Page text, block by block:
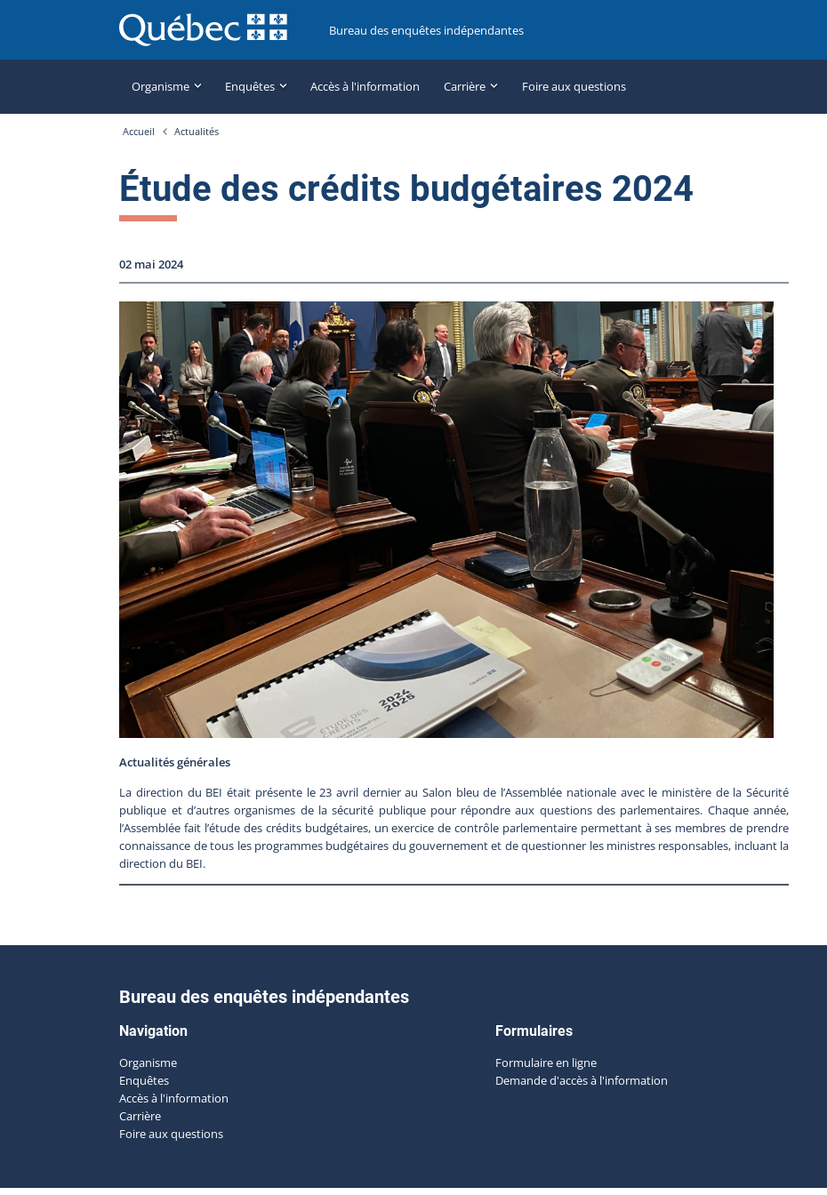
Bureau des enquêtes indépendantes
Organisme Enquêtes Accès à l'information Carrière Foire aux questions
Accueil Actualités
Étude des crédits budgétaires 2024
02 mai 2024
Actualités générales
La direction du BEI était présente le 23 avril dernier au Salon bleu de l’Assemblée nationale avec le ministère de la Sécurité
publique et d’autres organismes de la sécurité publique pour répondre aux questions des parlementaires. Chaque année,
l’Assemblée fait l’étude des crédits budgétaires, un exercice de contrôle parlementaire permettant à ses membres de prendre
connaissance de tous les programmes budgétaires du gouvernement et de questionner les ministres responsables, incluant la
direction du BEI.
Bureau des enquêtes indépendantes
Navigation
Organisme
Enquêtes
Accès à l'information
Carrière
Foire aux questions
Formulaires
Formulaire en ligne
Demande d'accès à l'information